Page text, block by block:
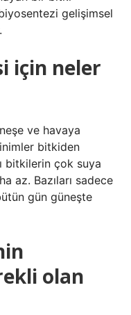
gelişimsel
için neler
ve havaya
bitkiden
bitkilerin çok suya
az. Bazıları sadece
gün güneşte
olan